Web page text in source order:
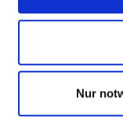
Nur